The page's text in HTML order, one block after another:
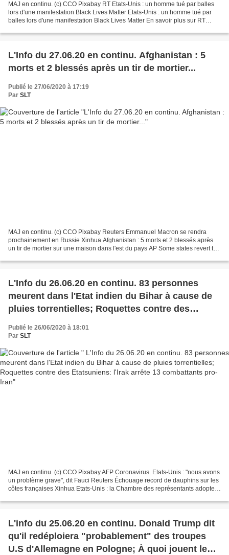
MAJ en continu. (c) CCO Pixabay RT Etats-Unis : un homme tué par balles
lors d'une manifestation Black Lives Matter Etats-Unis : un homme tué par
balles lors d'une manifestation Black Lives Matter En savoir plus sur RT
L'Info du 27.06.20 en continu. Afghanistan : 5
morts et 2 blessés après un tir de mortier...
Publié le 27/06/2020 à 17:19
Par SLT
MAJ en continu. (c) CCO Pixabay Reuters Emmanuel Macron se rendra
prochainement en Russie Xinhua Afghanistan : 5 morts et 2 blessés après
un tir de mortier sur une maison dans l'est du pays AP Some states revert to
L'Info du 26.06.20 en continu. 83 personnes
meurent dans l'Etat indien du Bihar à cause de
pluies torrentielles; Roquettes contre des
Iran
Publié le 26/06/2020 à 18:01
Par SLT
MAJ en continu. (c) CCO Pixabay AFP Coronavirus. Etats-Unis : "nous avons
un problème grave", dit Fauci Reuters Échouage record de dauphins sur les
côtes françaises Xinhua Etats-Unis : la Chambre des représentants adopte
L'info du 25.06.20 en continu. Donald Trump dit
qu'il redéploiera "probablement" des troupes
U.S d'Allemagne en Pologne; À quoi jouent les